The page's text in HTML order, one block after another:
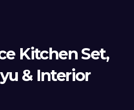
Kitchen Set,
& Interior